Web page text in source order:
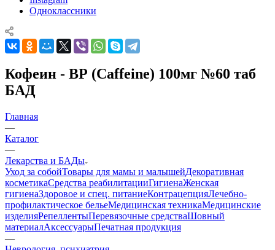
Одноклассники
Кофеин - ВР (Caffeine) 100мг №60 таб
БАД
Главная
—
Каталог
—
Лекарства и БАДы
Уход за собойТовары для мамы и малышейДекоративная
косметикаСредства реабилитацииГигиенаЖенская
гигиенаЗдоровое и спец. питаниеКонтрацепцияЛечебно-
профилактическое бельеМедицинская техникаМедицинские
изделияРепеллентыПеревязочные средстваШовный
материалАксессуарыПечатная продукция
—